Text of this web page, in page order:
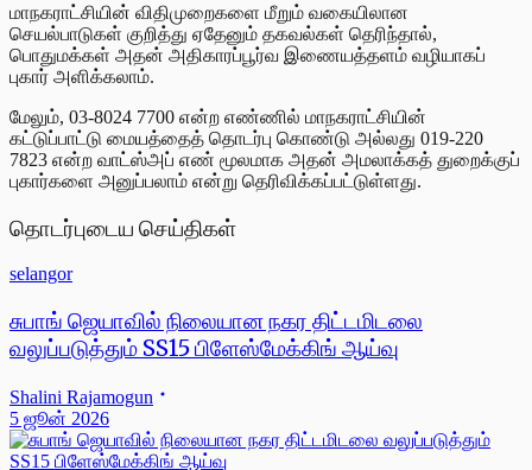
மாநகராட்சியின் விதிமுறைகளை மீறும் வகையிலான
செயல்பாடுகள் குறித்து ஏதேனும் தகவல்கள் தெரிந்தால்,
பொதுமக்கள் அதன் அதிகாரப்பூர்வ இணையத்தளம் வழியாகப்
புகார் அளிக்கலாம்.
மேலும், 03-8024 7700 என்ற எண்ணில் மாநகராட்சியின்
கட்டுப்பாட்டு மையத்தைத் தொடர்பு கொண்டு அல்லது 019-220
7823 என்ற வாட்ஸ்அப் எண் மூலமாக அதன் அமலாக்கத் துறைக்குப்
புகார்களை அனுப்பலாம் என்று தெரிவிக்கப்பட்டுள்ளது.
தொடர்புடைய செய்திகள்
selangor
சுபாங் ஜெயாவில் நிலையான நகர திட்டமிடலை
வலுப்படுத்தும் SS15 பிளேஸ்மேக்கிங் ஆய்வு
Shalini Rajamogun
5 ஜூன் 2026